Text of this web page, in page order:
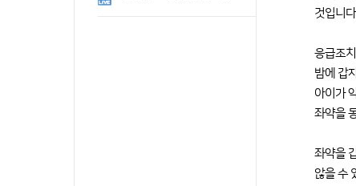
것입니다.
응급조
밤에 갑
아이가
좌약을
좌약을
않을 수